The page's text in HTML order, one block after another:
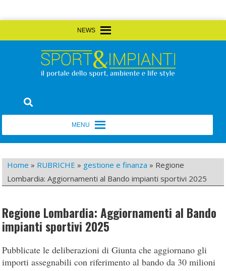
to
Sport&Impianti
Home » RUBRICHE » gestione e finanza » Regione
Lombardia: Aggiornamenti al Bando impianti sportivi 2025
Regione Lombardia: Aggiornamenti al Bando
impianti sportivi 2025
Pubblicate le deliberazioni di Giunta che aggiornano gli
importi assegnabili con riferimento al bando da 30 milioni